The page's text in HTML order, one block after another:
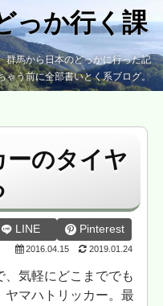
っか行く課
群馬から日本のどっかに行った記
ゃう前に全部書いとく系ブログ。
ーのタイヤ
LINE Pinterest
2016.04.15 2019.01.24
気軽にどこまででも
ヤマハトリッカー。最